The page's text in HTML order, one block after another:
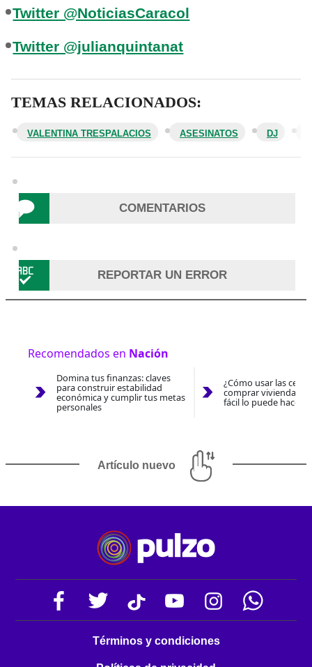
Twitter @NoticiasCaracol
Twitter @julianquintanat
TEMAS RELACIONADOS:
VALENTINA TRESPALACIOS ASESINATOS DJ
COMENTARIOS
REPORTAR UN ERROR
Recomendados en Nación
Domina tus finanzas: claves
para construir estabilidad
económica y cumplir tus metas
personales
¿Cómo usar las
comprar vivienda
fácil lo puede hacer
Artículo nuevo
Términos y condiciones